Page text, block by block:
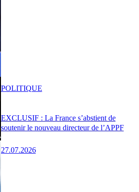
EXCLUSIF : La France s’abstient de
soutenir le nouveau directeur de l’APPF
27.07.2026
POLITIQUE